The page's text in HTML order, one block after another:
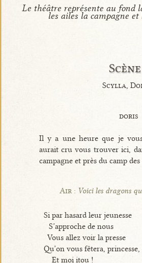
Le théâtre représente au fond
les ailes la campagne
Scylla,
doris
Il y a une heure que je
aurait cru vous trouver ici,
campagne et près du camp
Air : Voici les dragons
Si par hasard leur jeunesse
S’approche de nous
Vous allez voir la presse
Qu’on vous fêtera, princesse,
Et moi itou !